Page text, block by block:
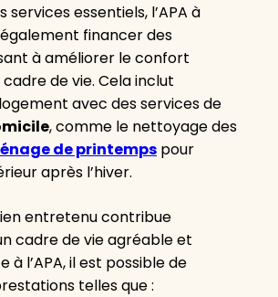
services essentiels, l’APA à
financer des
à améliorer le confort
de vie. Cela inclut
avec des services de
, comme le nettoyage des
de printemps pour
après l’hiver.
entretenu contribue
cadre de vie agréable et
à l’APA, il est possible de
telles que :